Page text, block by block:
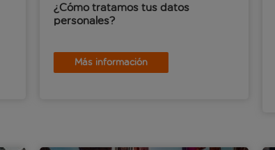
¿Cómo tratamos tus datos
personales?
Más información